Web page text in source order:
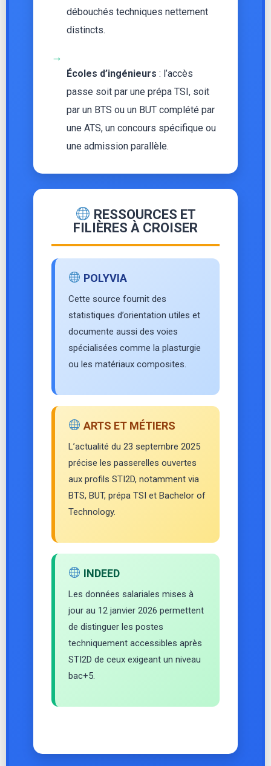
débouchés techniques nettement
distincts.
→
Écoles d’ingénieurs : l’accès
passe soit par une prépa TSI, soit
par un BTS ou un BUT complété par
une ATS, un concours spécifique ou
une admission parallèle.
RESSOURCES ET
FILIÈRES À CROISER
POLYVIA
Cette source fournit des
statistiques d’orientation utiles et
documente aussi des voies
spécialisées comme la plasturgie
ou les matériaux composites.
ARTS ET MÉTIERS
L’actualité du 23 septembre 2025
précise les passerelles ouvertes
aux profils STI2D, notamment via
BTS, BUT, prépa TSI et Bachelor of
Technology.
INDEED
Les données salariales mises à
jour au 12 janvier 2026 permettent
de distinguer les postes
techniquement accessibles après
STI2D de ceux exigeant un niveau
bac+5.